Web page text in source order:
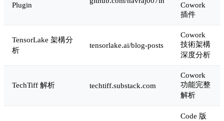
Plugin
Cowork
插件
TensorLake 架構分
析
tensorlake.ai/blog-posts
Cowork
技術架構
深度分析
TechTiff 解析 techtiff.substack.com
Cowork
功能完整
解析
Code 版